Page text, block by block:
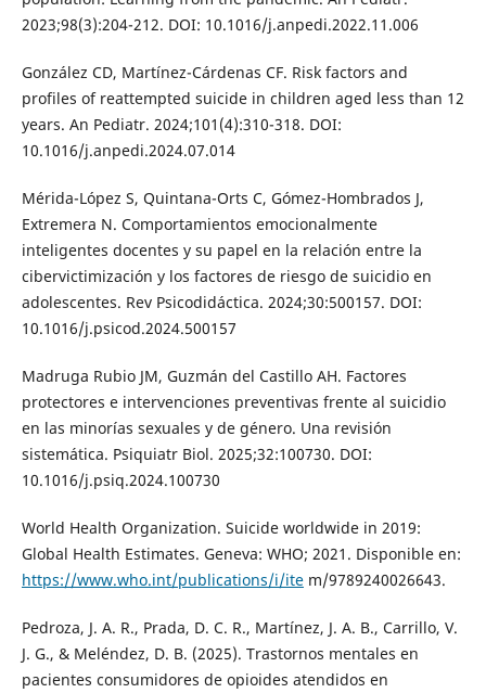
2023;98(3):204-212. DOI: 10.1016/j.anpedi.2022.11.006
González CD, Martínez-Cárdenas CF. Risk factors and
profiles of reattempted suicide in children aged less than 12
years. An Pediatr. 2024;101(4):310-318. DOI:
10.1016/j.anpedi.2024.07.014
Mérida-López S, Quintana-Orts C, Gómez-Hombrados J,
Extremera N. Comportamientos emocionalmente
inteligentes docentes y su papel en la relación entre la
cibervictimización y los factores de riesgo de suicidio en
adolescentes. Rev Psicodidáctica. 2024;30:500157. DOI:
10.1016/j.psicod.2024.500157
Madruga Rubio JM, Guzmán del Castillo AH. Factores
protectores e intervenciones preventivas frente al suicidio
en las minorías sexuales y de género. Una revisión
sistemática. Psiquiatr Biol. 2025;32:100730. DOI:
10.1016/j.psiq.2024.100730
World Health Organization. Suicide worldwide in 2019:
Global Health Estimates. Geneva: WHO; 2021. Disponible en:
https://www.who.int/publications/i/item/9789240026643.
Pedroza, J. A. R., Prada, D. C. R., Martínez, J. A. B., Carrillo, V.
J. G., & Meléndez, D. B. (2025). Trastornos mentales en
pacientes consumidores de opioides atendidos en